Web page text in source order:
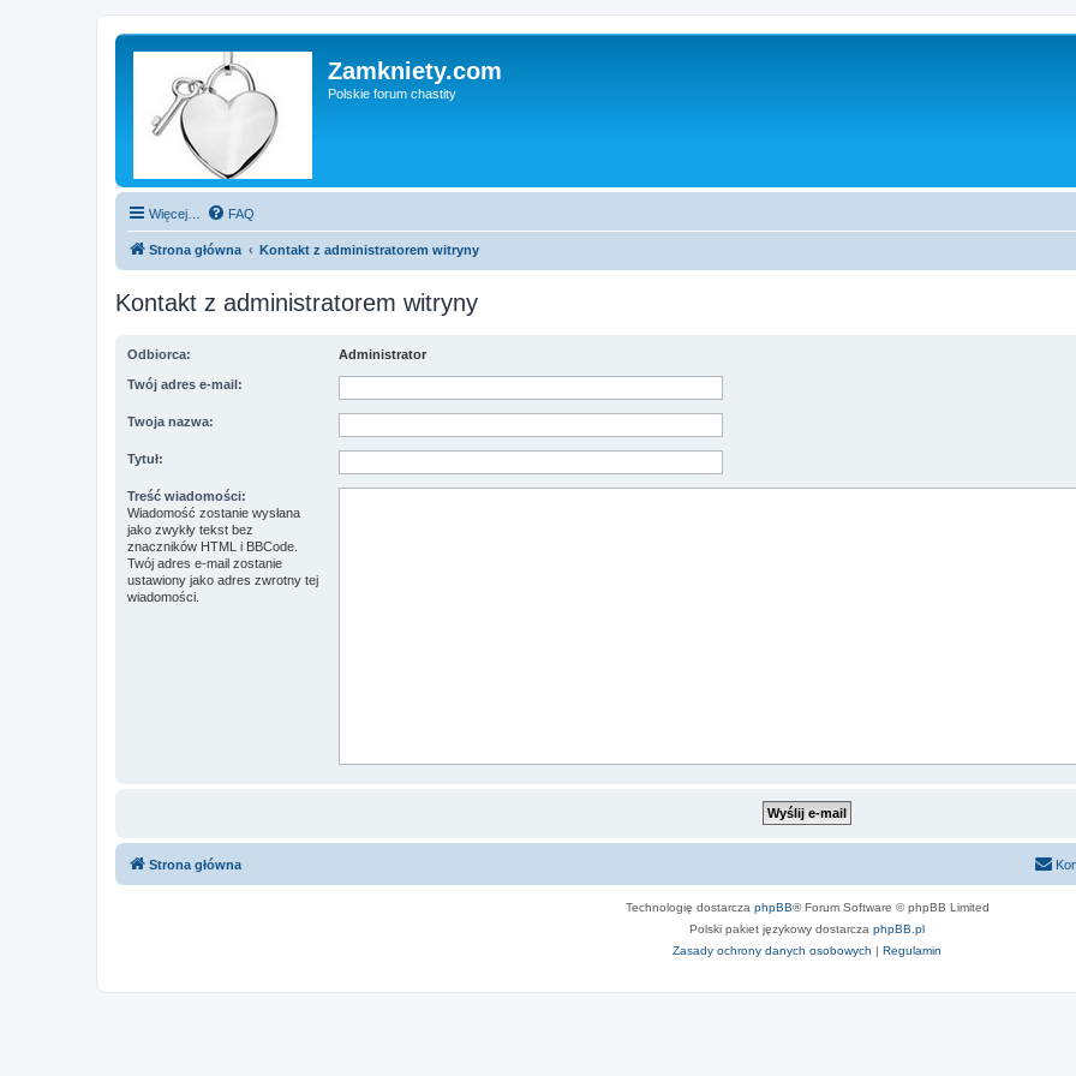
Zamkniety.com
Polskie forum chastity
Więcej… FAQ
Strona główna Kontakt z administratorem witryny
Kontakt z administratorem witryny
Odbiorca: Administrator
Twój adres e-mail:
Twoja nazwa:
Tytuł:
Treść wiadomości:
Wiadomość zostanie wysłana
jako zwykły tekst bez
znaczników HTML i BBCode.
Twój adres e-mail zostanie
ustawiony jako adres zwrotny tej
wiadomości.
Strona główna
Technologię dostarcza phpBB® Forum Software © phpBB Limited
Polski pakiet językowy dostarcza phpBB.pl
Zasady ochrony danych osobowych | Regulamin